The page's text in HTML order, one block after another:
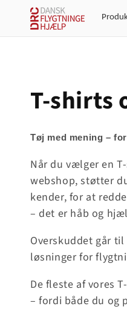
Gå til
indhold
K
o
l
l
e
k
t
T-shirts
Tøj med mening –
Når du vælger en
webshop, støtter
kender, for at
– det er håb og
Overskuddet går
løsninger for
De fleste af vores
– fordi både du og